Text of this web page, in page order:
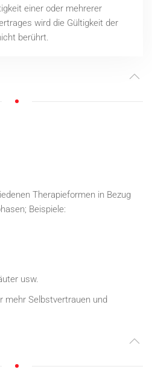
einer oder mehrerer
wird die Gültigkeit der
berührt.
Therapieformen in Bezug
Beispiele:
usw.
mehr Selbstvertrauen und